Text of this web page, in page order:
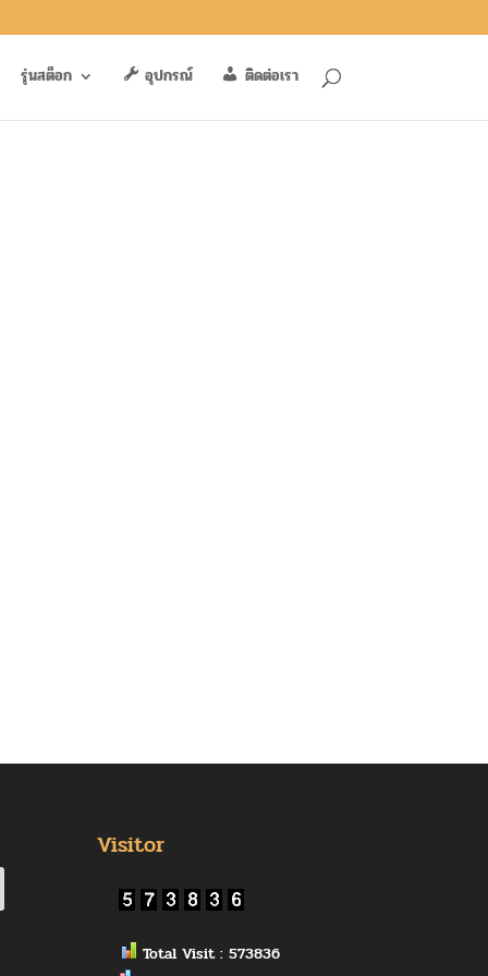
รุ่นสต็อก อุปกรณ์ ติดต่อเรา
Visitor
Total Visit : 573836